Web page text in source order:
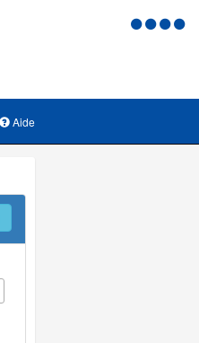
Menu
Aide